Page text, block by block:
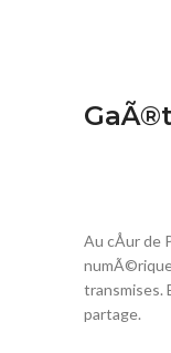
Au cÅur
transmises.
partage.